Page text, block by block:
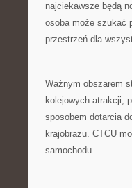
najciekawsze będą
osoba może szukać
przestrzeń dla
Ważnym obszarem
kolejowych atrakcji,
sposobem dotarcia
krajobrazu. CTCU
samochodu.